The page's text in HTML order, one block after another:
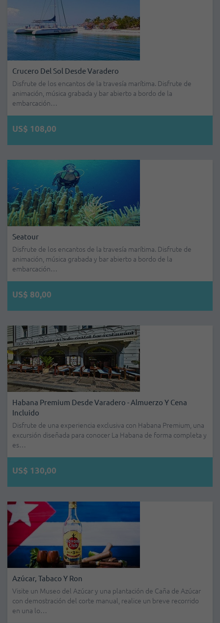
Crucero Del Sol Desde Varadero
Disfrute de los encantos de la travesía marítima. Disfrute de
animación, música grabada y bar abierto a bordo de la
embarcación…
US$ 108,00
Seatour
Disfrute de los encantos de la travesía marítima. Disfrute de
animación, música grabada y bar abierto a bordo de la
embarcación…
US$ 80,00
Habana Premium Desde Varadero - Almuerzo Y Cena
Incluido
Disfrute de una experiencia exclusiva con Habana Premium, una
excursión diseñada para conocer La Habana de forma completa y
es…
US$ 130,00
Azúcar, Tabaco Y Ron
Visite un Museo del Azúcar y una plantación de Caña de Azúcar
con demostración del corte manual, realice un breve recorrido
en una lo…